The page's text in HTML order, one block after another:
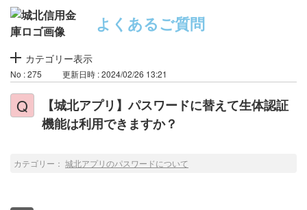
よくあるご質問
カテゴリー表示
No : 275 更新日時 : 2024/02/26 13:21
【城北アプリ】パスワードに替えて生体認証
機能は利用できますか？
カテゴリー： 城北アプリのパスワードについて